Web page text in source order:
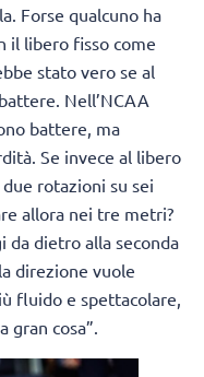
Forse qualcuno ha
il libero fisso come
stato vero se al
Nell’NCAA
battere, ma
Se invece al libero
rotazioni su sei
allora nei tre metri?
da dietro alla seconda
direzione vuole
fluido e spettacolare,
gran cosa”.